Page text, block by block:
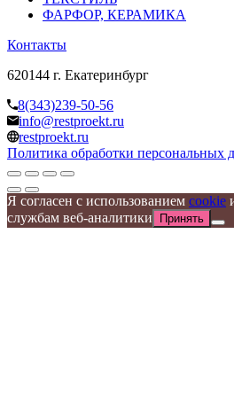
ФАРФОР, КЕРАМИКА
Контакты
620144 г. Екатеринбург
8(343)239-50-56
info@restproekt.ru
restproekt.ru
Политика обработки персональных
Я согласен с использованием cookie
службам веб-аналитики
Принять